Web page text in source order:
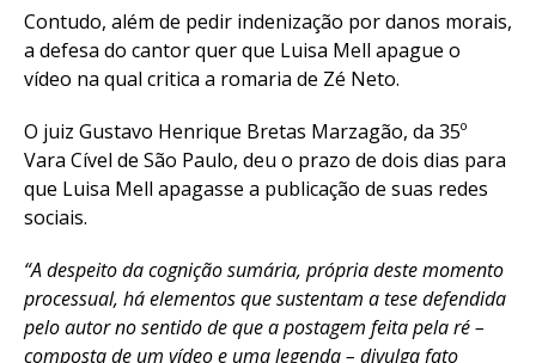
Contudo, além de pedir indenização por danos morais,
a defesa do cantor quer que Luisa Mell apague o
vídeo na qual critica a romaria de Zé Neto.
O juiz Gustavo Henrique Bretas Marzagão, da 35º
Vara Cível de São Paulo, deu o prazo de dois dias para
que Luisa Mell apagasse a publicação de suas redes
sociais.
“A despeito da cognição sumária, própria deste momento
processual, há elementos que sustentam a tese defendida
pelo autor no sentido de que a postagem feita pela ré –
composta de um vídeo e uma legenda – divulga fato